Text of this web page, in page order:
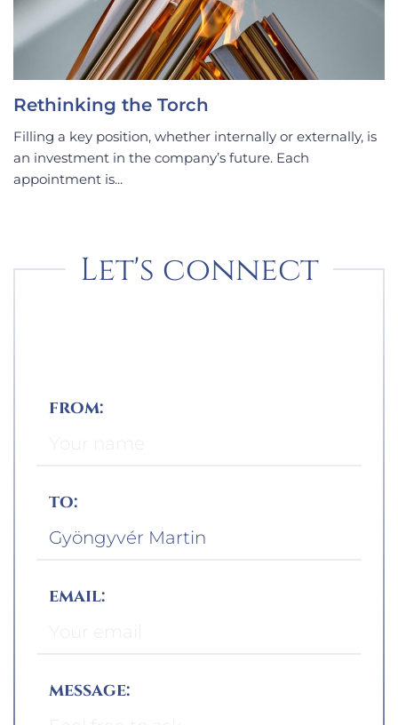
Rethinking the Torch
Filling a key position, whether internally or externally, is
an investment in the company’s future. Each
appointment is...
Let's connect
from:
to:
email:
message: